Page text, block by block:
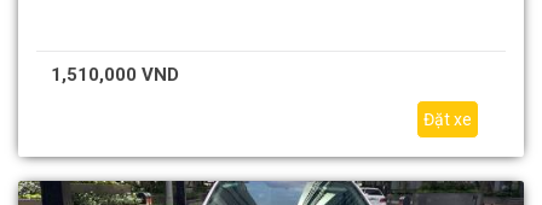
1,510,000 VND
Đặt xe